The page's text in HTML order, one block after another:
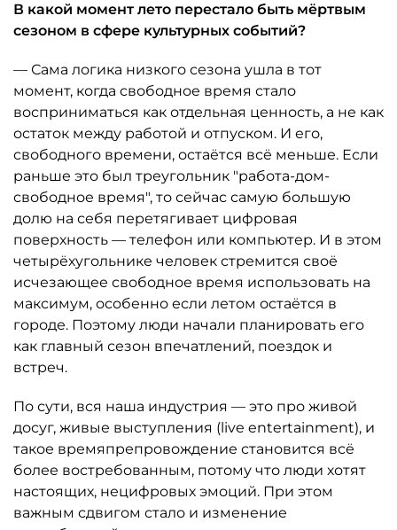
В какой момент лето перестало быть мёртвым
сезоном в сфере культурных событий?
— Сама логика низкого сезона ушла в тот
момент, когда свободное время стало
восприниматься как отдельная ценность, а не как
остаток между работой и отпуском. И его,
свободного времени, остаётся всё меньше. Если
раньше это был треугольник "работа-дом-
свободное время", то сейчас самую большую
долю на себя перетягивает цифровая
поверхность — телефон или компьютер. И в этом
четырёхугольнике человек стремится своё
исчезающее свободное время использовать на
максимум, особенно если летом остаётся в
городе. Поэтому люди начали планировать его
как главный сезон впечатлений, поездок и
встреч.
По сути, вся наша индустрия — это про живой
досуг, живые выступления (live entertainment), и
такое времяпрепровождение становится всё
более востребованным, потому что люди хотят
настоящих, нецифровых эмоций. При этом
важным сдвигом стало и изменение